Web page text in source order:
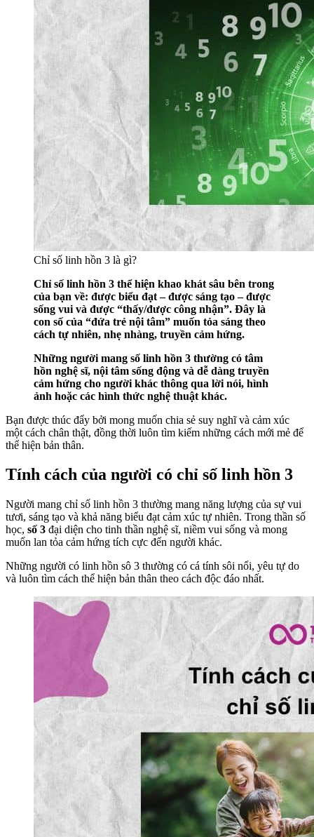
Chỉ số linh hồn 3 là gì?
Chỉ số linh hồn 3 thể hiện khao khát sâu bên trong
của bạn về: được biểu đạt – được sáng tạo – được
sống vui và được “thấy/được công nhận”. Đây là
con số của “đứa trẻ nội tâm” muốn tỏa sáng theo
cách tự nhiên, nhẹ nhàng, truyền cảm hứng.
Những người mang số linh hồn 3 thường có tâm
hồn nghệ sĩ, nội tâm sống động và dễ dàng truyền
cảm hứng cho người khác thông qua lời nói, hình
ảnh hoặc các hình thức nghệ thuật khác.
Bạn được thúc đẩy bởi mong muốn chia sẻ suy nghĩ và cảm xúc
một cách chân thật, đồng thời luôn tìm kiếm những cách mới mẻ để
thể hiện bản thân.
Tính cách của người có chỉ số linh hồn 3
Người mang chỉ số linh hồn 3 thường mang năng lượng của sự vui
tươi, sáng tạo và khả năng biểu đạt cảm xúc tự nhiên. Trong thần số
học, số 3 đại diện cho tinh thần nghệ sĩ, niềm vui sống và mong
muốn lan tỏa cảm hứng tích cực đến người khác.
Những người có linh hồn sô 3 thường có cá tính sôi nổi, yêu tự do
và luôn tìm cách thể hiện bản thân theo cách độc đáo nhất.